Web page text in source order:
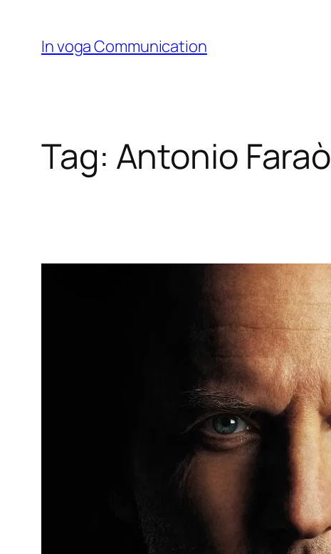
content
In voga Communication
Tag: Antonio Faraò